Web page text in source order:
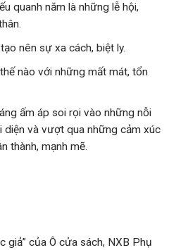
quanh năm là những lễ hội,
nên sự xa cách, biệt ly.
nào với những mất mát, tổn
ấm áp soi rọi vào những nỗi
diện và vượt qua những cảm xúc
thành, mạnh mẽ.
giả” của Ô cửa sách, NXB Phụ